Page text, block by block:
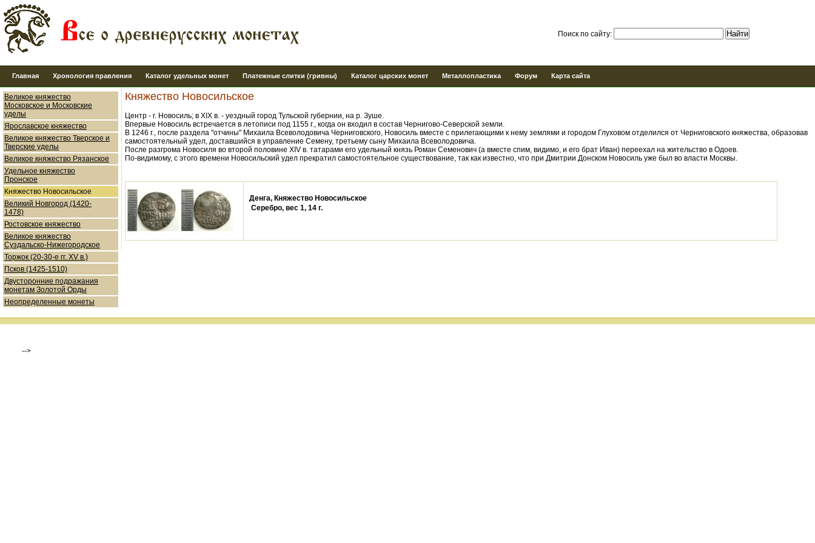
Поиск по сайту:
Главная Хронология правления Каталог удельных монет Платежные слитки (гривны) Каталог царских монет Металлопластика Форум Карта сайта
Великое княжество
Московское и Московские
уделы
Ярославское княжество
Великое княжество Тверское и
Тверские уделы
Великое княжество Рязанское
Удельное княжество
Пронское
Княжество Новосильское
Великий Новгород (1420-
1478)
Ростовское княжество
Великое княжество
Суздальско-Нижегородское
Торжок (20-30-е гг. XV в.)
Псков (1425-1510)
Двусторонние подражания
монетам Золотой Орды
Неопределенные монеты
Княжество Новосильское
Центр - г. Новосиль; в XIX в. - уездный город Тульской губернии, на р. Зуше.
Впервые Новосиль встречается в летописи под 1155 г., когда он входил в состав Чернигово-Северской земли.
В 1246 г., после раздела "отчины" Михаила Всеволодовича Черниговского, Новосиль вместе с прилегающими к нему землями и городом Глуховом отделился от Черниговского княжества, образовав
самостоятельный удел, доставшийся в управление Семену, третьему сыну Михаила Всеволодовича.
После разгрома Новосиля во второй половине XIV в. татарами его удельный князь Роман Семенович (а вместе спим, видимо, и его брат Иван) переехал на жительство в Одоев.
По-видимому, с этого времени Новосильский удел прекратил самостоятельное существование, так как известно, что при Дмитрии Донском Новосиль уже был во власти Москвы.
Денга, Княжество Новосильское
Серебро, вес 1, 14 г.
-->